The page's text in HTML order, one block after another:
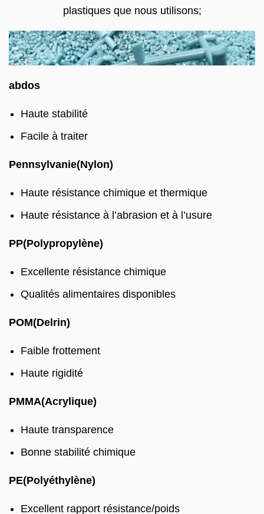
plastiques que nous utilisons;
abdos
Haute stabilité
Facile à traiter
Pennsylvanie(Nylon)
Haute résistance chimique et thermique
Haute résistance à l’abrasion et à l’usure
PP(Polypropylène)
Excellente résistance chimique
Qualités alimentaires disponibles
POM(Delrin)
Faible frottement
Haute rigidité
PMMA(Acrylique)
Haute transparence
Bonne stabilité chimique
PE(Polyéthylène)
Excellent rapport résistance/poids